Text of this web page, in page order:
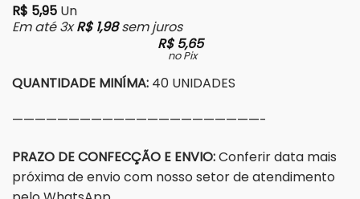
R$ 5,95 Un
Em até 3xR$1,98sem juros
R$5,65
no Pix
QUANTIDADE MINÍMA: 40 UNIDADES
——————————————————————-
PRAZO DE CONFECÇÃO E ENVIO:Conferir data mais
próxima de envio com nosso setor de atendimento